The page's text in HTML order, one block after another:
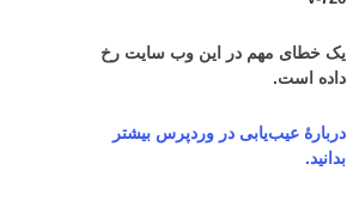
یک خطای مهم در این وب سایت رخ
داده است.
دربارهٔ عیب‌یابی در وردپرس بیشتر
بدانید.